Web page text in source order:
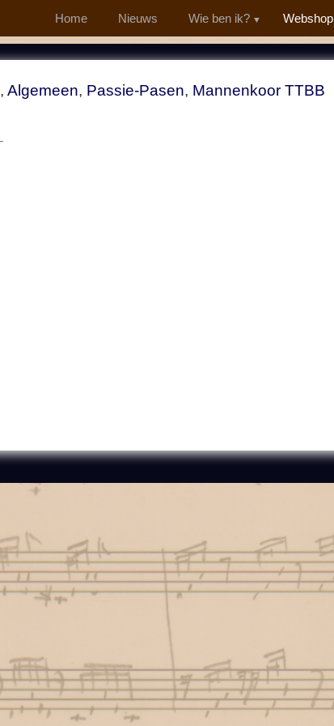
Home Nieuws Wie ben ik? Webshop
, Algemeen, Passie-Pasen, Mannenkoor TTBB